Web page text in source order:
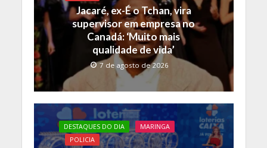
Jacaré, ex-É o Tchan, vira
supervisor em empresa no
Canadá: ‘Muito mais
qualidade de vida’
7 de agosto de 2026
DESTAQUES DO DIA
MARINGA
POLICIA